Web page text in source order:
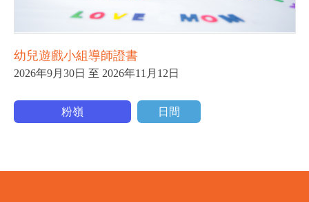
幼兒遊戲小組導師證書
2026年9月30日 至 2026年11月12日
粉嶺 日間